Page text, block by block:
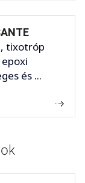
tixotróp
és ...